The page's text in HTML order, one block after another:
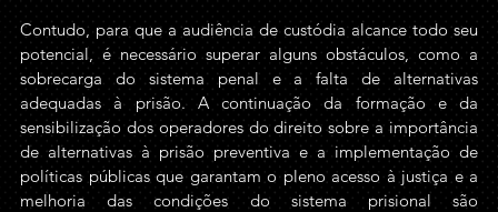
Contudo, para que a audiência de custódia alcance todo seu
potencial, é necessário superar alguns obstáculos, como a
sobrecarga do sistema penal e a falta de alternativas
adequadas à prisão. A continuação da formação e da
sensibilização dos operadores do direito sobre a importância
de alternativas à prisão preventiva e a implementação de
políticas públicas que garantam o pleno acesso à justiça e a
melhoria das condições do sistema prisional são